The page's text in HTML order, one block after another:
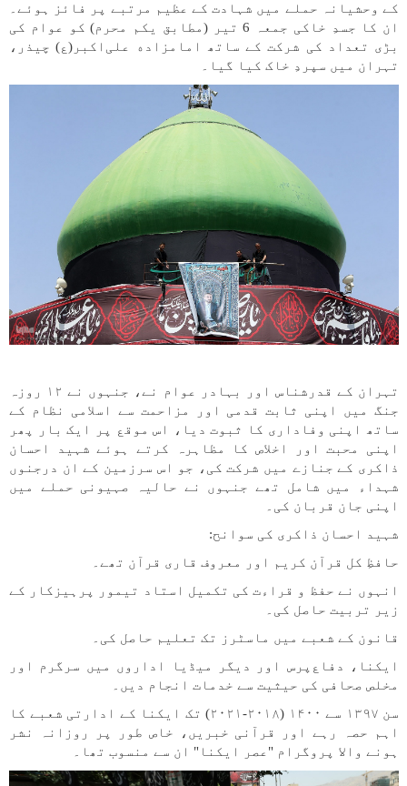
کے وحشیانہ حملے میں شہادت کے عظیم مرتبے پر فائز ہوئے۔
ان کا جسدِ خاکی جمعہ 6 تیر (مطابق یکم محرم) کو عوام کی
بڑی تعداد کی شرکت کے ساتھ امامزاده علی‌اکبر(ع) چیذر،
تہران میں سپردِ خاک کیا گیا۔
تہران کے قدرشناس اور بہادر عوام نے، جنہوں نے ۱۲ روزہ
جنگ میں اپنی ثابت قدمی اور مزاحمت سے اسلامی نظام کے
ساتھ اپنی وفاداری کا ثبوت دیا، اس موقع پر ایک بار پھر
اپنی محبت اور اخلاص کا مظاہرہ کرتے ہوئے شہید احسان
ذاکری کے جنازے میں شرکت کی، جو اس سرزمین کے ان درجنوں
شہداء میں شامل تھے جنہوں نے حالیہ صہیونی حملے میں
اپنی جان قربان کی۔
شہید احسان ذاکری کی سوانح:
حافظِ کل قرآن کریم اور معروف قاری قرآن تھے۔
انہوں نے حفظ و قراءت کی تکمیل استاد تیمور پرہیزکار کے
زیر تربیت حاصل کی۔
قانون کے شعبے میں ماسٹرز تک تعلیم حاصل کی۔
ایکنا، دفاع‌پرس اور دیگر میڈیا اداروں میں سرگرم اور
مخلص صحافی کی حیثیت سے خدمات انجام دیں۔
سن ۱۳۹۷ سے ۱۴۰۰ (۲۰۱۸-۲۰۲۱) تک ایکنا کے ادارتی شعبے کا
اہم حصہ رہے اور قرآنی خبریں، خاص طور پر روزانہ نشر
ہونے والا پروگرام "عصر ایکنا" ان سے منسوب تھا۔